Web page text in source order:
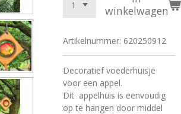
winkelwagen
Artikelnummer: 620250912
Decoratief voederhuisje
voor een appel.
Dit appelhuis is eenvoudig
op te hangen door middel